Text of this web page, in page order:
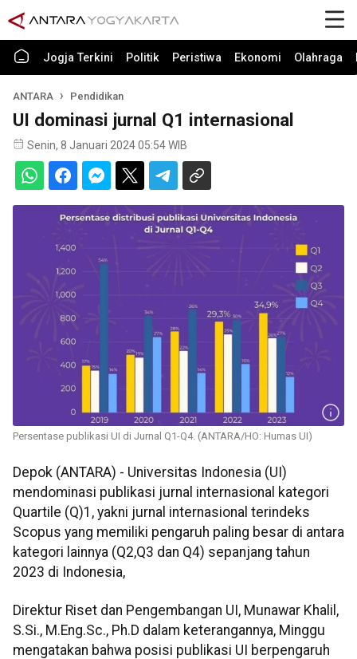
Jogja Terkini Politik Peristiwa Ekonomi Olahraga
ANTARA Pendidikan
UI dominasi jurnal Q1 internasional
Senin, 8 Januari 2024 05:54 WIB
Persentase publikasi UI di Jurnal Q1-Q4. (ANTARA/HO: Humas UI)
Depok (ANTARA) - Universitas Indonesia (UI)
mendominasi publikasi jurnal internasional kategori
Quartile (Q)1, yakni jurnal internasional terindeks
Scopus yang memiliki pengaruh paling besar di antara
kategori lainnya (Q2,Q3 dan Q4) sepanjang tahun
2023 di Indonesia,
Direktur Riset dan Pengembangan UI, Munawar Khalil,
S.Si., M.Eng.Sc., Ph.D dalam keterangannya, Minggu
mengatakan bahwa posisi publikasi UI berpengaruh